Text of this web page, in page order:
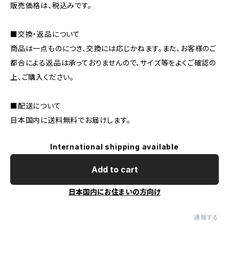
販売価格は、税込みです。
■交換・返品について
商品は一点ものにつき、交換には応じかねます。また、お客様のご
都合による返品は承っておりませんので、サイズ等をよくご確認の
上、ご購入ください。
■配送について
日本国内に送料無料でお届けします。
International shipping available
Add to cart
日本国内にお住まいの方向け
通報する